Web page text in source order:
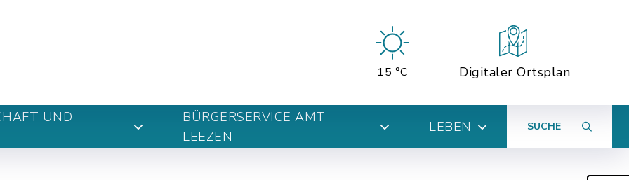
15 °C Digitaler Ortsplan
UND
BÜRGERSERVICE AMT
LEEZEN
LEBEN SUCHE